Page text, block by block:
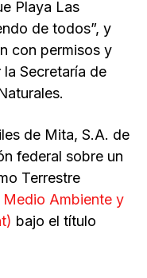
Playa Las
de todos”, y
con permisos y
Secretaría de
de Mita, S.A. de
federal sobre un
Terrestre
Medio Ambiente y
bajo el título